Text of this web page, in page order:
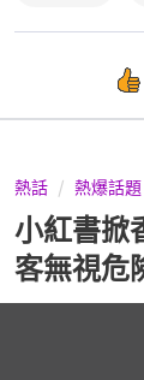
熱話 熱爆話題
小紅書掀
客無視